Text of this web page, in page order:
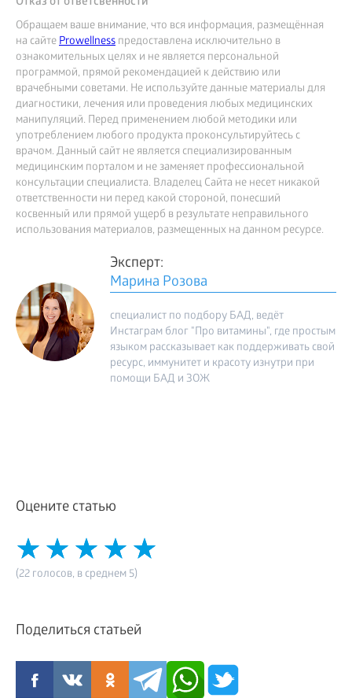
Обращаем ваше внимание, что вся информация, размещённая
на сайтеProwellness предоставлена исключительно в
ознакомительных целях и не является персональной
программой, прямой рекомендацией к действию или
врачебными советами. Не используйте данные материалы для
диагностики, лечения или проведения любых медицинских
манипуляций. Перед применением любой методики или
употреблением любого продукта проконсультируйтесь с
врачом. Данный сайт не является специализированным
медицинским порталом и не заменяет профессиональной
консультации специалиста. Владелец Сайта не несет никакой
ответственности ни перед какой стороной, понесший
косвенный или прямой ущерб в результате неправильного
использования материалов, размещенных на данном ресурсе.
Эксперт:
Марина Розова
специалист по подбору БАД, ведёт
Инстаграм блог "Про витамины", где простым
языком рассказывает как поддерживать свой
ресурс, иммунитет и красоту изнутри при
помощи БАД и ЗОЖ
Оцените статью
(22 голосов, в среднем 5)
Поделиться статьей